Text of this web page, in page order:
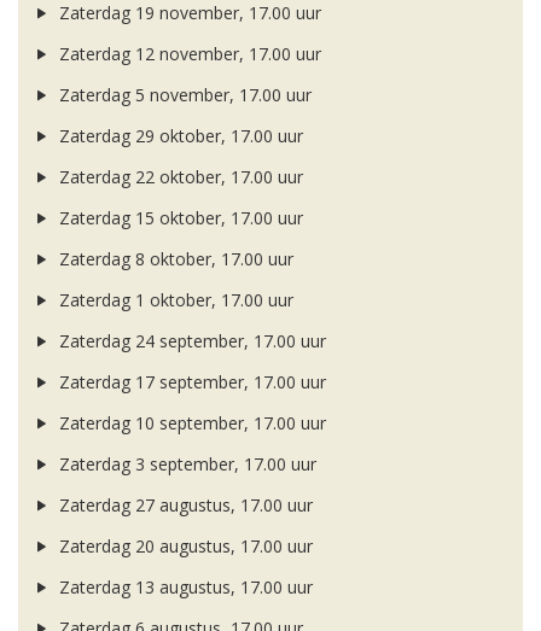
Zaterdag 19 november, 17.00 uur
Zaterdag 12 november, 17.00 uur
Zaterdag 5 november, 17.00 uur
Zaterdag 29 oktober, 17.00 uur
Zaterdag 22 oktober, 17.00 uur
Zaterdag 15 oktober, 17.00 uur
Zaterdag 8 oktober, 17.00 uur
Zaterdag 1 oktober, 17.00 uur
Zaterdag 24 september, 17.00 uur
Zaterdag 17 september, 17.00 uur
Zaterdag 10 september, 17.00 uur
Zaterdag 3 september, 17.00 uur
Zaterdag 27 augustus, 17.00 uur
Zaterdag 20 augustus, 17.00 uur
Zaterdag 13 augustus, 17.00 uur